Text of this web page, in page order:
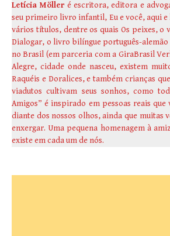
Letícia Möller é escritora, editora e
seu primeiro livro infantil, Eu e você, aqui e
vários títulos, dentre os quais Os peixes, o
Dialogar, o livro bilíngue português-alemão
no Brasil (em parceria com a GiraBrasil
Alegre, cidade onde nasceu, existem
Raquéis e Doralices, e também crianças
viadutos cultivam seus sonhos, como
Amigos” é inspirado em pessoas reais
diante dos nossos olhos, ainda que muitas
enxergar. Uma pequena homenagem à
existe em cada um de nós.